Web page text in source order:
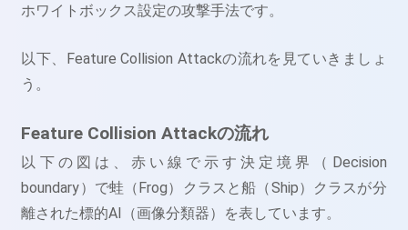
ホワイトボックス設定の攻撃手法です。
以下、Feature Collision Attackの流れを見ていきましょ
う。
Feature Collision Attackの流れ
以下の図は、赤い線で示す決定境界（Decision
boundary）で蛙（Frog）クラスと船（Ship）クラスが分
離された標的AI（画像分類器）を表しています。